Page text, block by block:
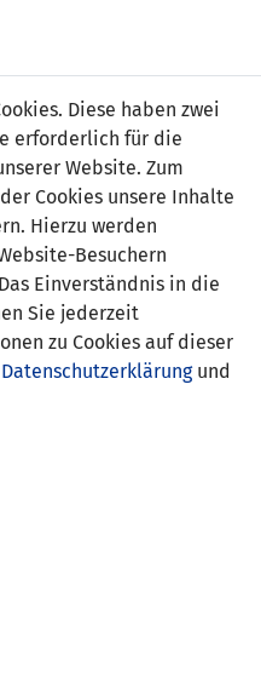
1978
FC Vaduz
Diese haben zwei
erforderlich für die
Website. Zum
Cookies unsere Inhalte
Hierzu werden
Besuchern
Einverständnis in die
Sie jederzeit
zu Cookies auf dieser
Datenschutzerklärungund